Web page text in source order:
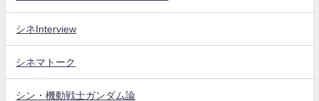
シネInterview
シネマトーク
シン・機動戦士ガンダム論